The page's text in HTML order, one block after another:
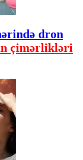
dron
çimərlikləri